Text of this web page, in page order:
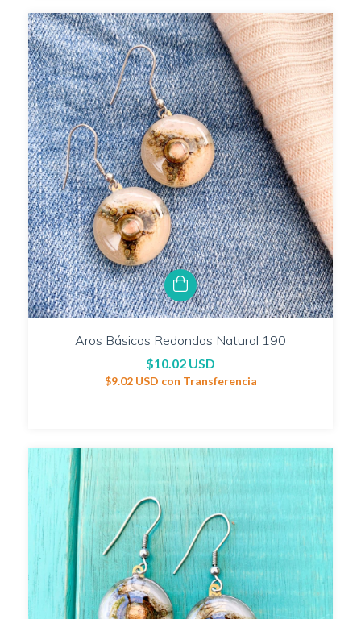
Aros Básicos Redondos Natural 190
$10.02 USD
$9.02 USD con Transferencia